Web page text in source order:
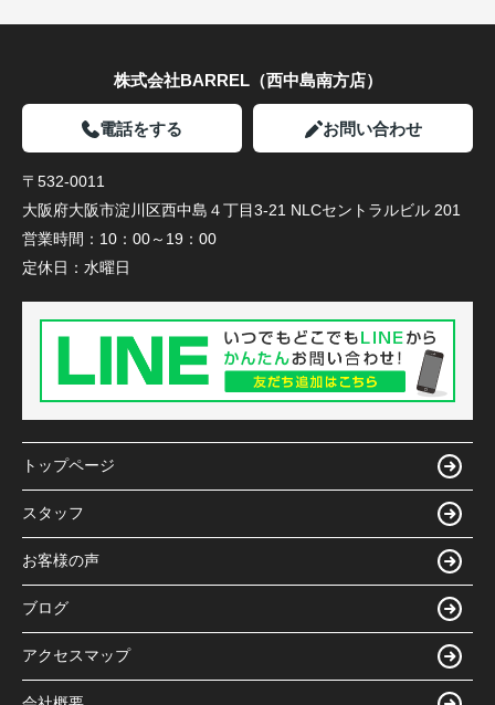
株式会社BARREL（西中島南方店）
電話をする お問い合わせ
〒532-0011
大阪府大阪市淀川区西中島４丁目3-21 NLCセントラルビル 201
営業時間： 10：00～19：00
定休日： 水曜日
トップページ
スタッフ
お客様の声
ブログ
アクセスマップ